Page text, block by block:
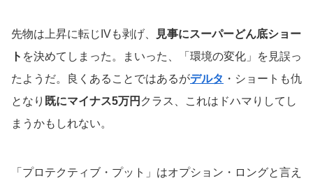
先物は上昇に転じIVも剥げ、
見事にスーパーどん底ショー
ト を決めてしまった。まいった、「環境の変化」を見誤っ
たようだ。良くあることではあるがデルタ ・ショートも仇
となり 既にマイナス5万円 クラス、これはドハマりしてし
まうかもしれない。
「プロテクティブ・プット」はオプション・ロングと言え